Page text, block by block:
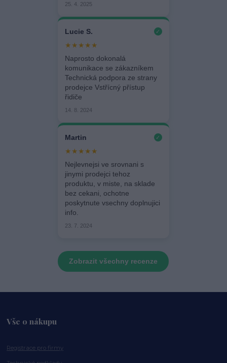
25. 4. 2025
Lucie S. ✓
★★★★★
Naprosto dokonalá
komunikace se zákazníkem
Technická podpora ze strany
prodejce Vstřícný přístup
řidiče
14. 8. 2024
Martin ✓
★★★★★
Nejlevnejsi ve srovnani s
jinymi prodejci tehoz
produktu, v miste, na sklade
bez cekani, ochotne
poskytnute vsechny doplnujici
info.
23. 7. 2024
Zobrazit všechny recenze
Vše o nákupu
Registrace pro firmy